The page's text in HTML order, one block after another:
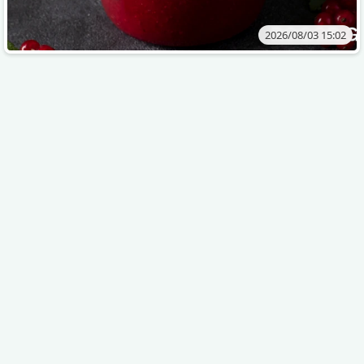
2026/08/03 15:02